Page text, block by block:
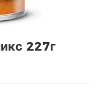
227г